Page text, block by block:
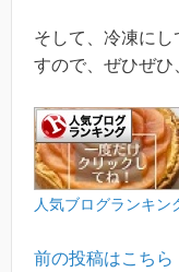
そして、冷凍にし
すので、ぜひぜひ
人気ブログランキン
前の投稿はこちら